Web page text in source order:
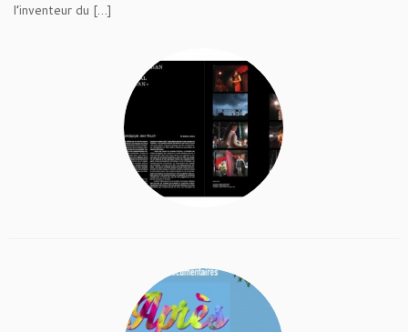
l’inventeur du […]